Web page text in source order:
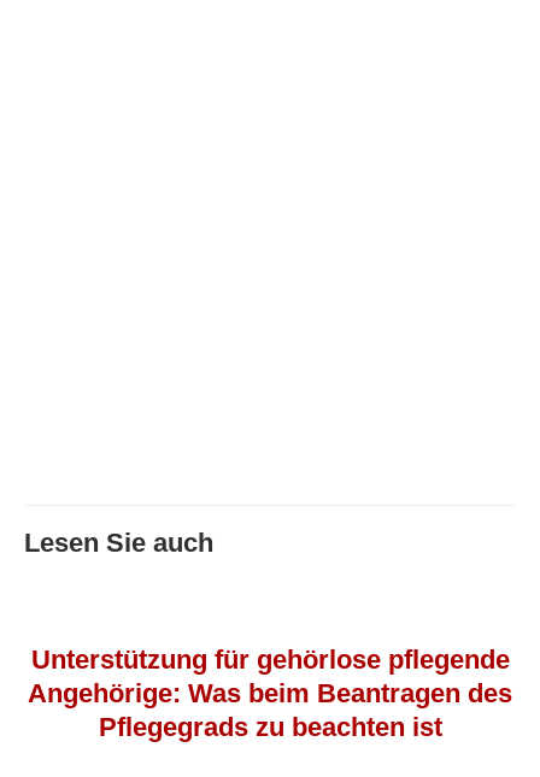
Lesen Sie auch
Unterstützung für gehörlose pflegende
Angehörige: Was beim Beantragen des
Pflegegrads zu beachten ist